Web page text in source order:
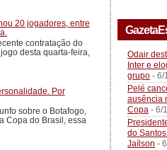
20 jogadores, entre
contratação do
desta quarta-feira,
Por
sobre o Botafogo,
Copa do Brasil, essa
Odair
Inter e
grupo - 6/
Pelé
ausência
Copa - 6/
do
Jaílson -